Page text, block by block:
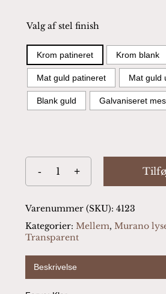
Valg af stel finish
Krom patineret Krom blank
Mat guld patineret Mat guld
Blank guld Galvaniseret
Varenummer (SKU): 4123
Kategorier: Mellem, Murano
Transparent
Beskrivelse